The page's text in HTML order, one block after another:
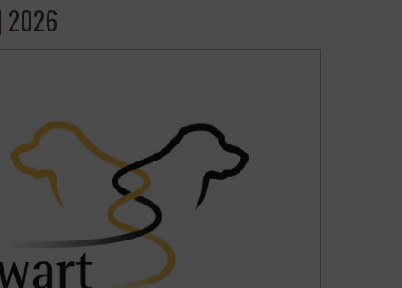
2026